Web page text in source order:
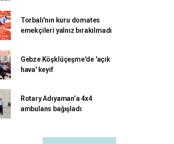
Torbalı'nın kuru domates
emekçileri yalnız bırakılmadı
Gebze Köşklüçeşme'de 'açık
hava' keyif
Rotary Adıyaman’a 4x4
ambulans bağışladı